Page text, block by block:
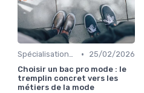
Spécialisations sectorielles •
25/02/2026
Choisir un bac pro mode : le
tremplin concret vers les
métiers de la mode